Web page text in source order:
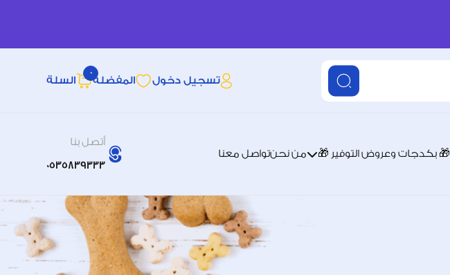
تسجيل دخول المفضله
0
السلة
🎁 بكدجات وعروض التوفير 🎁 من نحنتواصل معنا
أتصل بنا
0535839333